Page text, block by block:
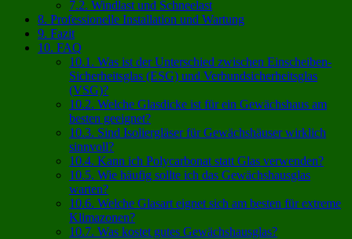
7.2. Windlast und Schneelast
8. Professionelle Installation und Wartung
9. Fazit
10. FAQ
10.1. Was ist der Unterschied zwischen Einscheiben-
Sicherheitsglas (ESG) und Verbundsicherheitsglas
(VSG)?
10.2. Welche Glasdicke ist für ein Gewächshaus am
besten geeignet?
10.3. Sind Isoliergläser für Gewächshäuser wirklich
sinnvoll?
10.4. Kann ich Polycarbonat statt Glas verwenden?
10.5. Wie häufig sollte ich das Gewächshausglas
warten?
10.6. Welche Glasart eignet sich am besten für extreme
Klimazonen?
10.7. Was kostet gutes Gewächshausglas?